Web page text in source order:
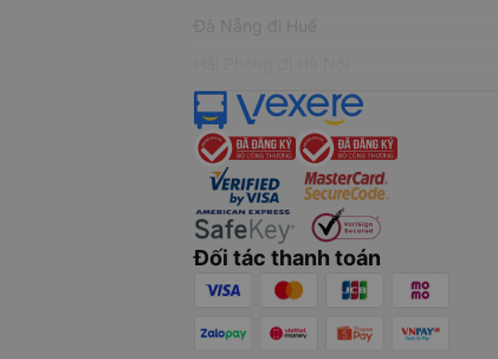
Đà Nẵng đi Huế
Đối tác thanh toán